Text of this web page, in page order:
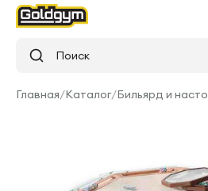
Поиск
Главная/Каталог/Бильярд и